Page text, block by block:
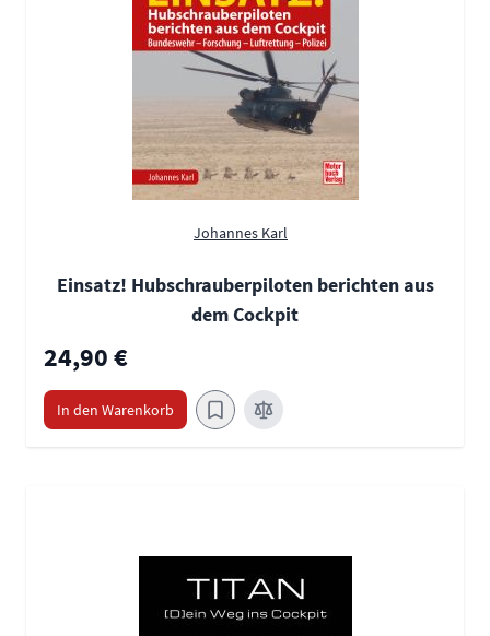
Johannes Karl
Einsatz! Hubschrauberpiloten berichten aus
dem Cockpit
24,90 €
In den Warenkorb